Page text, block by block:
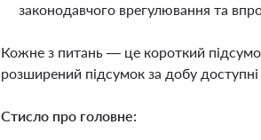
законодавчого врегулювання та
Кожне з питань — це короткий
розширений підсумок за добу доступні
Стисло про головне: